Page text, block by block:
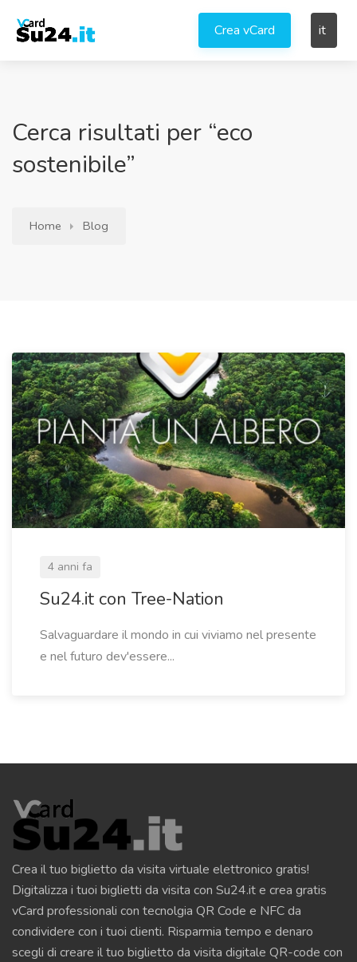
Crea vCard it
Cerca risultati per “eco
sostenibile”
Home Blog
4 anni fa
Su24.it con Tree-Nation
Salvaguardare il mondo in cui viviamo nel presente
e nel futuro dev'essere...
Crea il tuo biglietto da visita virtuale elettronico gratis!
Digitalizza i tuoi biglietti da visita con Su24.it e crea gratis
vCard professionali con tecnolgia QR Code e NFC da
condividere con i tuoi clienti. Risparmia tempo e denaro
scegli di creare il tuo biglietto da visita digitale QR-code con